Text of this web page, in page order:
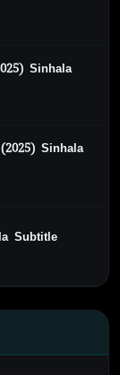
Sinhala
Sinhala
Subtitle